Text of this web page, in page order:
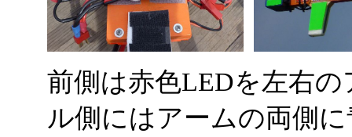
前側は赤色LEDを左右
ル側にはアームの両側